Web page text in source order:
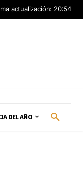
actualización: 20:54
DEL AÑO